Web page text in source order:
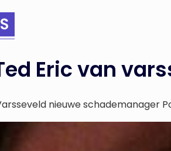
Eric van
nieuwe schademanager